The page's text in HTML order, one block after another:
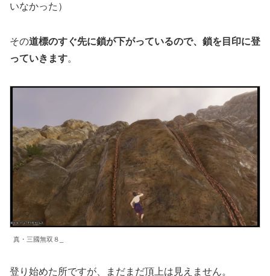
いなかった）
その道標のすぐ先に鎖が下がっているので、鎖を目印に登
っていきます。
真・三國無双８_
登り始めた所ですが、まだまだ頂上は見えません。